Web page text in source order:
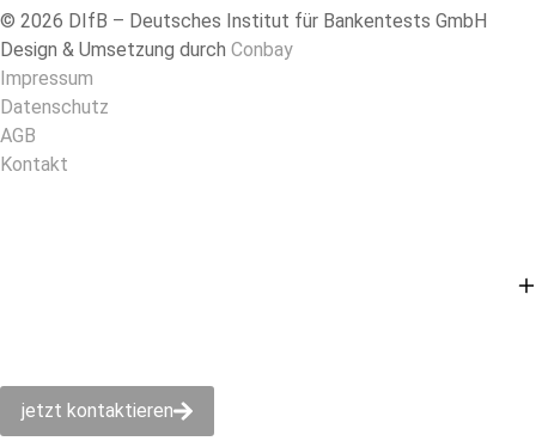
© 2026 DIfB – Deutsches Institut für Bankentests GmbH
Design & Umsetzung durch Conbay
Impressum
Datenschutz
AGB
Kontakt
jetzt kontaktieren